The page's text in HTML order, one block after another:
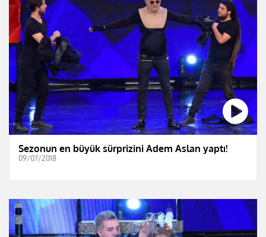
Sezonun en büyük sürprizini Adem Aslan yaptı!
09/07/2018